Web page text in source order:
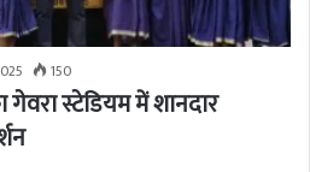
150
स्टेडियम में शानदार